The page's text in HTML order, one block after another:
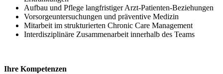
Aufbau und Pflege langfristiger Arzt-Patienten-Beziehungen
Vorsorgeuntersuchungen und präventive Medizin
Mitarbeit im strukturierten Chronic Care Management
Interdisziplinäre Zusammenarbeit innerhalb des Teams
Ihre Kompetenzen